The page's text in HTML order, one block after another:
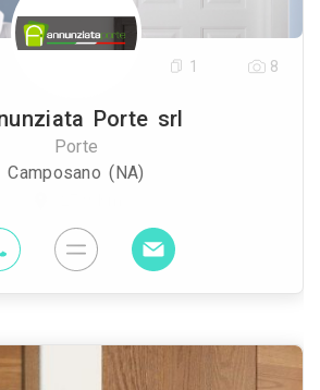
Porte srl
Porte
Camposano (NA)
1 8